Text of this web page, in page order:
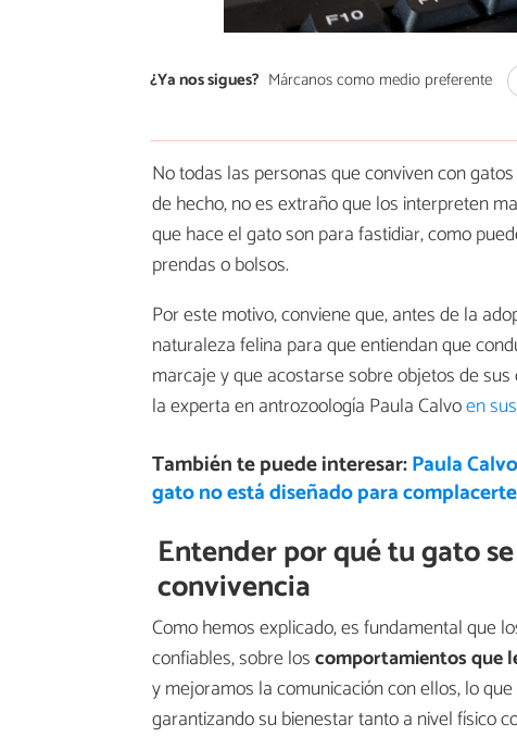
¿Ya nos sigues? Márcanos como medio preferente
No todas las personas que conviven con
de hecho, no es extraño que los interpreten
que hace el gato son para fastidiar, como
prendas o bolsos.
Por este motivo, conviene que, antes de la
naturaleza felina para que entiendan que
marcaje y que acostarse sobre objetos de
la experta en antrozoología Paula Calvoen
También te puede interesar:Paula
gato no está diseñado para
Entender por qué tu gato
convivencia
Como hemos explicado, es fundamental que
confiables, sobre loscomportamientos que
y mejoramos la comunicación con ellos, lo
garantizando su bienestar tanto a nivel físico